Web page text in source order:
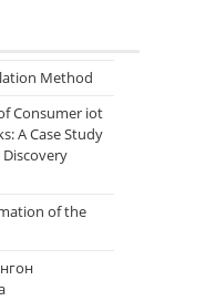
Method
Consumer iot
A Case Study
of the